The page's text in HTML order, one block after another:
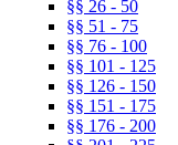
§§ 26 - 50
§§ 51 - 75
§§ 76 - 100
§§ 101 - 125
§§ 126 - 150
§§ 151 - 175
§§ 176 - 200